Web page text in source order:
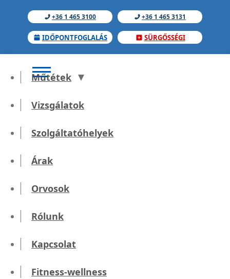
+36 1 465 3100 +36 1 465 3131
IDŐPONTFOGLALÁS SÜRGŐSSÉGI
Műtétek
Vizsgálatok
Szolgáltatóhelyek
Árak
Orvosok
Rólunk
Kapcsolat
Fitness-wellness
Hepatológia
Szakrendelések
Hepatológia
Hepatológia